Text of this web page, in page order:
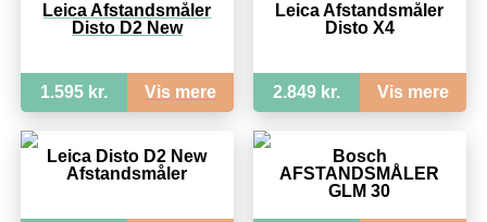
Leica Afstandsmåler
Disto D2 New
1.595 kr. Vis mere
Leica Afstandsmåler
Disto X4
2.849 kr. Vis mere
Leica Disto D2 New
Afstandsmåler
Bosch
AFSTANDSMÅLER
GLM 30